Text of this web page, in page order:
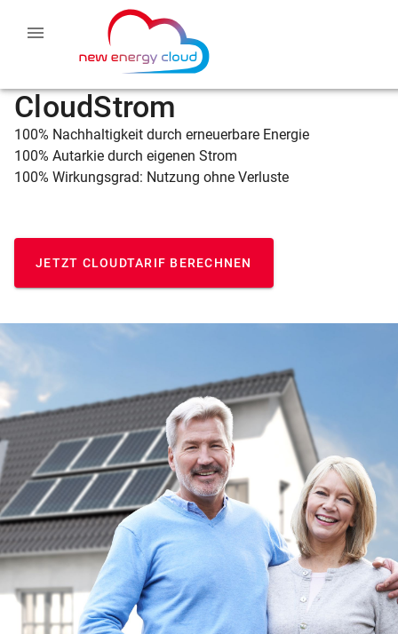
CloudStrom
100% Nachhaltigkeit durch erneuerbare Energie
100% Autarkie durch eigenen Strom
100% Wirkungsgrad: Nutzung ohne Verluste
JETZT CLOUDTARIF BERECHNEN